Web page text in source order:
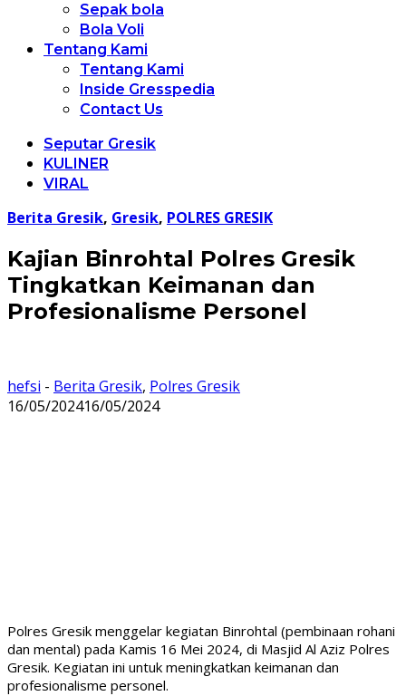
Sepak bola
Bola Voli
Tentang Kami
Tentang Kami
Inside Gresspedia
Contact Us
Seputar Gresik
KULINER
VIRAL
Berita Gresik, Gresik, POLRES GRESIK
Kajian Binrohtal Polres Gresik
Tingkatkan Keimanan dan
Profesionalisme Personel
hefsi - Berita Gresik, Polres Gresik
16/05/202416/05/2024
Polres Gresik menggelar kegiatan Binrohtal (pembinaan rohani
dan mental) pada Kamis 16 Mei 2024, di Masjid Al Aziz Polres
Gresik. Kegiatan ini untuk meningkatkan keimanan dan
profesionalisme personel.